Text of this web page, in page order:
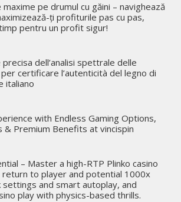
pe drumul cu găini – navighează
ți profiturile pas cu pas,
pentru un profit sigur!
dell’analisi spettrale delle
certificare l’autenticità del legno di
italiano
with Endless Gaming Options,
& Premium Benefits at vincispin
– Master a high-RTP Plinko casino
return to player and potential 1000x
and smart autoplay, and
play with physics-based thrills.